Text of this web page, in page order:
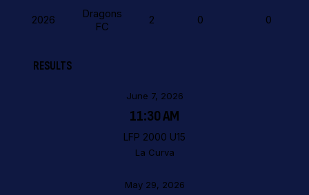
2026
Dragons
FC
2 0 0
RESULTS
June 7, 2026
11:30 AM
LFP 2000 U15
La Curva
May 29, 2026